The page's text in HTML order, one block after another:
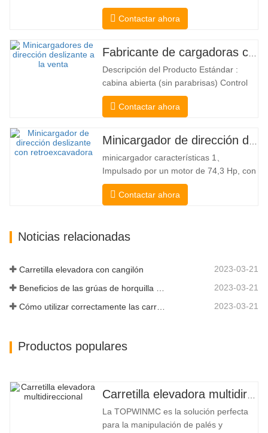
mercancías largas. Una auténtica
carretilla elevadora dos en uno que
elevadora y una de carga lateral. Su
silencioso y ecológico motor eléctrico y
la innovadora dirección HX de 360°
permiten…
Contactar ahora
Descripción del Producto Estándar :
cabina abierta (sin parabrisas) Control
Mecánico Acoplador y enganche rápido
tipo Bobcat Bomba hidráulica
Motor Válvula multifuncional de Italia
Sistema de nivelación automática Freno
hidráulico Cucharón estándar El
cargador…
Contactar ahora
minicargador características 1、
Impulsado por un motor de 74,3 Hp, con
una fuerza de arranque del cucharón
excepcional de 3350 kg y una capacidad
nuevo nivel. El nuevo modelo de flujo
Contactar ahora
Noticias relacionadas
Carretilla elevadora con cangilón 2023-03-21
2023-03-21
Cómo utilizar correctamente las carretillas elevadoras eléctricas 2023-03-21
Productos populares
Carretilla elevadora multidireccional de carrocería ancha de 3,5 a 5 toneladas
La TOPWINMC es la solución perfecta
para la manipulación de palés y